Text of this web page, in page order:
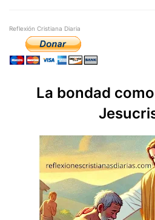
Reflexión Cristiana Diaria
La bondad